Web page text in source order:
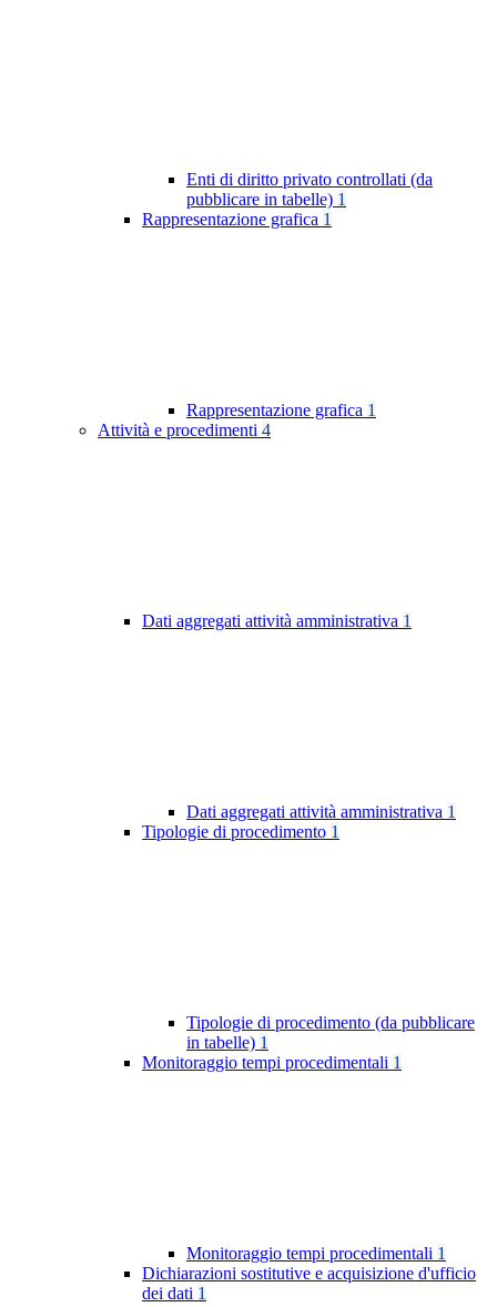
Enti di diritto privato controllati (da
pubblicare in tabelle) 1
Rappresentazione grafica 1
Rappresentazione grafica 1
Attività e procedimenti 4
Dati aggregati attività amministrativa 1
Dati aggregati attività amministrativa 1
Tipologie di procedimento 1
Tipologie di procedimento (da pubblicare
in tabelle) 1
Monitoraggio tempi procedimentali 1
Monitoraggio tempi procedimentali 1
Dichiarazioni sostitutive e acquisizione d'ufficio
dei dati 1